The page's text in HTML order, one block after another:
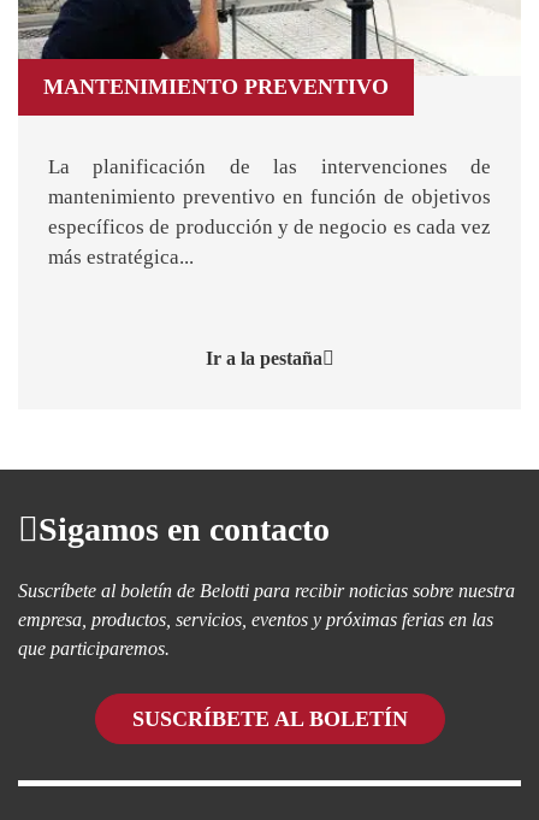
MANTENIMIENTO PREVENTIVO
La planificación de las intervenciones de
mantenimiento preventivo en función de objetivos
específicos de producción y de negocio es cada vez
más estratégica...
Ir a la pestaña
Sigamos en contacto
Suscríbete al boletín de Belotti para recibir noticias sobre nuestra
empresa, productos, servicios, eventos y próximas ferias en las
que participaremos.
SUSCRÍBETE AL BOLETÍN